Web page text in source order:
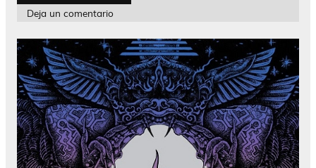
Deja un comentario